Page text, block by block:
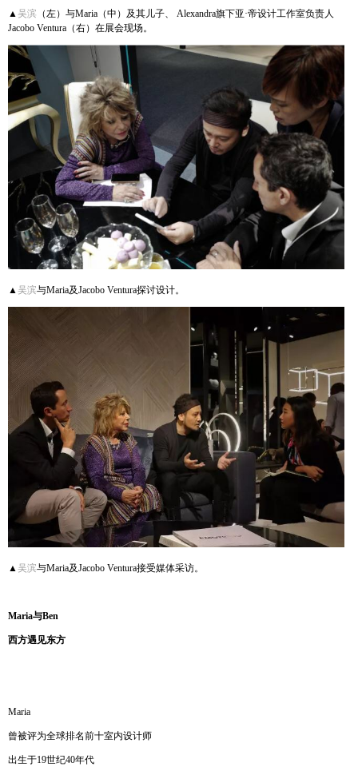
▲吴滨 （左）与Maria（中）及其儿子、 Alexandra旗下亚·帝设计工作室负责人
Jacobo Ventura（右）在展会现场。
▲吴滨与Maria及Jacobo Ventura探讨设计。
▲ 吴滨与Maria及Jacobo Ventura接受媒体采访。
Maria与Ben
西方遇见东方
Maria
曾被评为全球排名前十室内设计师
出生于19世纪40年代